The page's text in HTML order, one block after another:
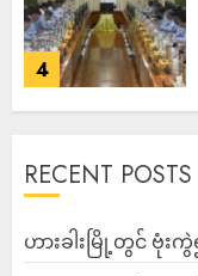
4
RECENT POSTS
ဟားခါးမြို့တွင် ဗုံး